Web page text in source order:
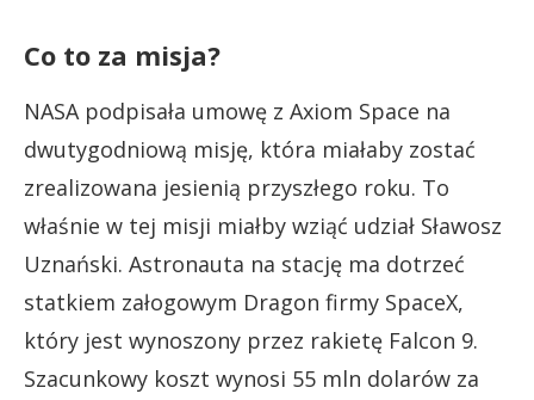
Co to za misja?
NASA podpisała umowę z Axiom Space na
dwutygodniową misję, która miałaby zostać
zrealizowana jesienią przyszłego roku. To
właśnie w tej misji miałby wziąć udział Sławosz
Uznański. Astronauta na stację ma dotrzeć
statkiem załogowym Dragon firmy SpaceX,
który jest wynoszony przez rakietę Falcon 9.
Szacunkowy koszt wynosi 55 mln dolarów za